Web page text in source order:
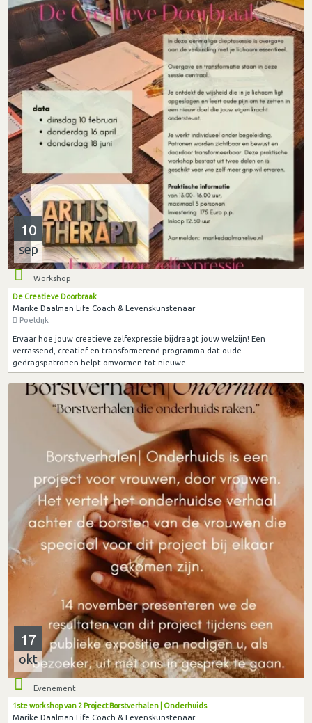
10
sep
Workshop
De Creatieve Doorbraak
Marike Daalman Life Coach & Levenskunstenaar
Poeldijk
Ervaar hoe jouw creatieve zelfexpressie bijdraagt jouw welzijn! Een
verrassend, creatief en transformerend programma dat oude
gedragspatronen helpt omvormen tot nieuwe.
17
okt
Evenement
1ste workshop van 2 Project Borstverhalen | Onderhuids
Marike Daalman Life Coach & Levenskunstenaar